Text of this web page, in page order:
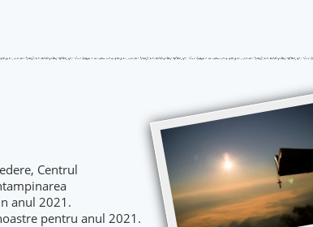
Centrul
anul 2021.
pentru anul 2021.